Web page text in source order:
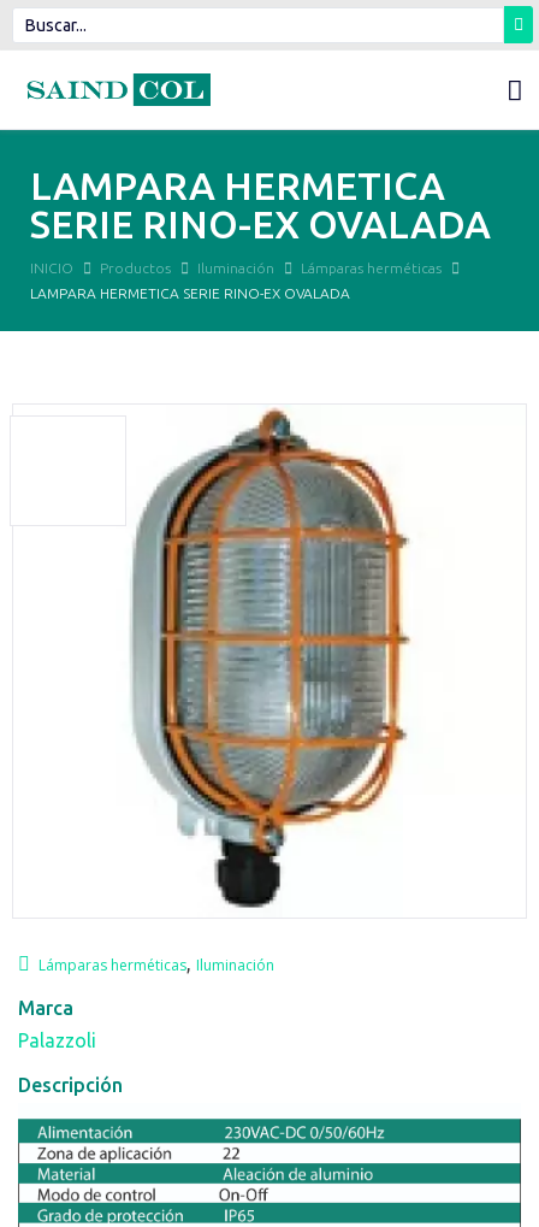
LAMPARA HERMETICA
SERIE RINO-EX OVALADA
INICIO Productos Iluminación
Lámparas herméticas
LAMPARA HERMETICA SERIE RINO-EX OVALADA
Lámparas herméticas, Iluminación
Marca
Palazzoli
Descripción